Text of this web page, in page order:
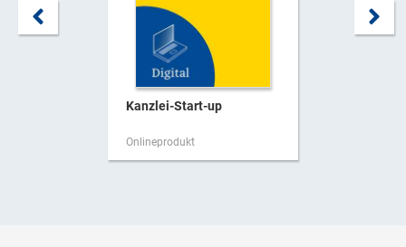
Kanzlei-Start-up
Onlineprodukt